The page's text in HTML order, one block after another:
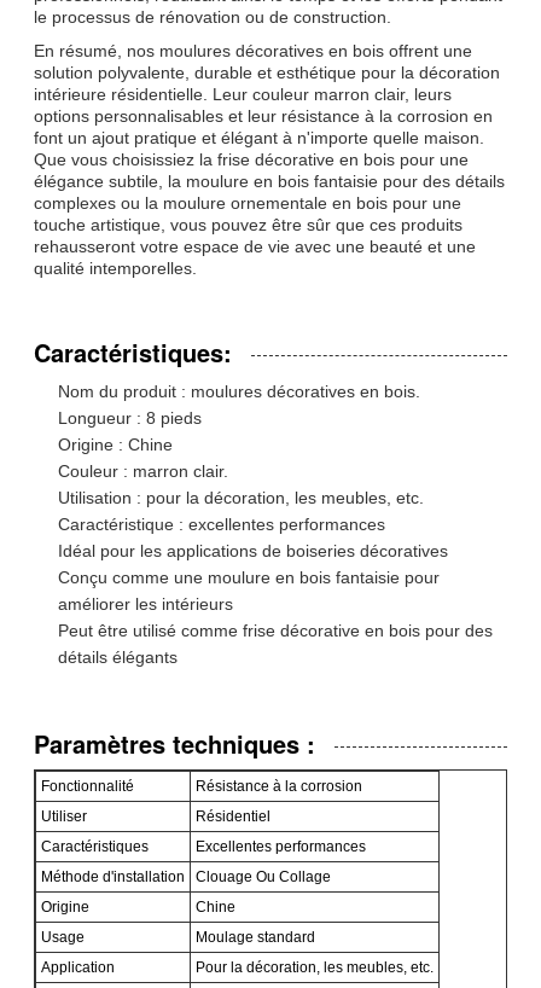
le processus de rénovation ou de construction.
En résumé, nos moulures décoratives en bois offrent une
solution polyvalente, durable et esthétique pour la décoration
intérieure résidentielle. Leur couleur marron clair, leurs
options personnalisables et leur résistance à la corrosion en
font un ajout pratique et élégant à n'importe quelle maison.
Que vous choisissiez la frise décorative en bois pour une
élégance subtile, la moulure en bois fantaisie pour des détails
complexes ou la moulure ornementale en bois pour une
touche artistique, vous pouvez être sûr que ces produits
rehausseront votre espace de vie avec une beauté et une
qualité intemporelles.
Caractéristiques:
Nom du produit : moulures décoratives en bois.
Longueur : 8 pieds
Origine : Chine
Couleur : marron clair.
Utilisation : pour la décoration, les meubles, etc.
Caractéristique : excellentes performances
Idéal pour les applications de boiseries décoratives
Conçu comme une moulure en bois fantaisie pour
améliorer les intérieurs
Peut être utilisé comme frise décorative en bois pour des
détails élégants
Paramètres techniques :
Fonctionnalité
Résistance à la corrosion
Utiliser
Résidentiel
Caractéristiques
Excellentes performances
Méthode d'installation
Clouage Ou Collage
Origine
Chine
Usage
Moulage standard
Application
Pour la décoration, les meubles, etc.